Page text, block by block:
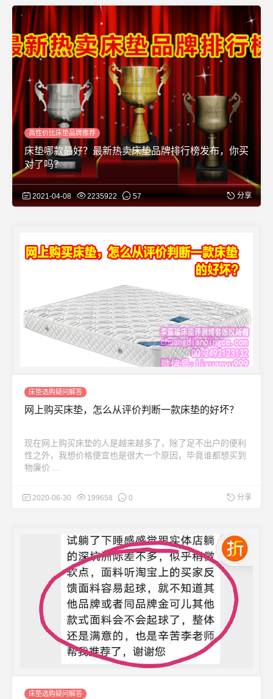
高性价比床垫品牌推荐
床垫哪款最好？最新热卖床垫品牌排行榜发布，你买
对了吗？
2021-04-08 2235922 57 分享
床垫选购疑问解答
网上购买床垫，怎么从评价判断一款床垫的好坏？
现在网上购买床垫的人是越来越多了，除了足不出户的便利
性之外，我想价格便宜也是很大一个原因，毕竟谁都想买到
物廉价 ...
2020-06-30 199658 0 分享
床垫选购疑问解答